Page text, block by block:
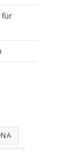
für